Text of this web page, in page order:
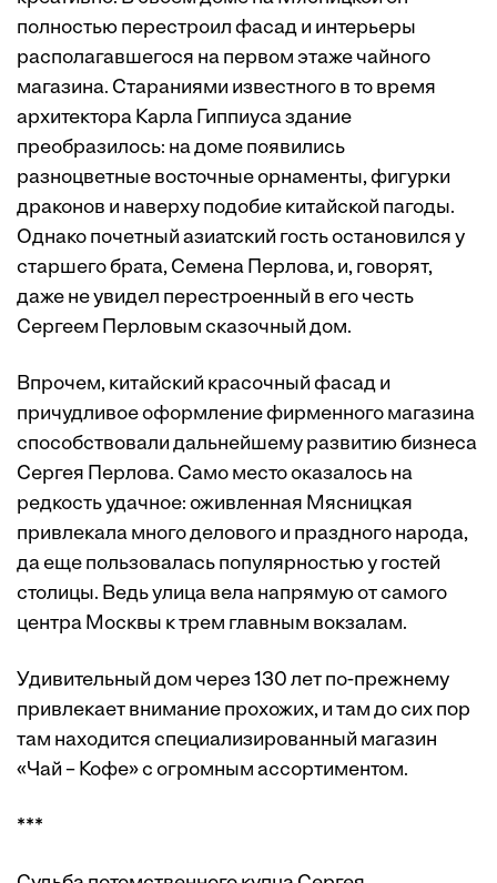
полностью перестроил фасад и интерьеры
располагавшегося на первом этаже чайного
магазина. Стараниями известного в то время
архитектора Карла Гиппиуса здание
преобразилось: на доме появились
разноцветные восточные орнаменты, фигурки
драконов и наверху подобие китайской пагоды.
Однако почетный азиатский гость остановился у
старшего брата, Семена Перлова, и, говорят,
даже не увидел перестроенный в его честь
Сергеем Перловым сказочный дом.
Впрочем, китайский красочный фасад и
причудливое оформление фирменного магазина
способствовали дальнейшему развитию бизнеса
Сергея Перлова. Само место оказалось на
редкость удачное: оживленная Мясницкая
привлекала много делового и праздного народа,
да еще пользовалась популярностью у гостей
столицы. Ведь улица вела напрямую от самого
центра Москвы к трем главным вокзалам.
Удивительный дом через 130 лет по-прежнему
привлекает внимание прохожих, и там до сих пор
там находится специализированный магазин
«Чай – Кофе» с огромным ассортиментом.
***